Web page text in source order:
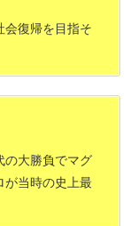
会復帰を目指そ
の大勝負でマグ
が当時の史上最